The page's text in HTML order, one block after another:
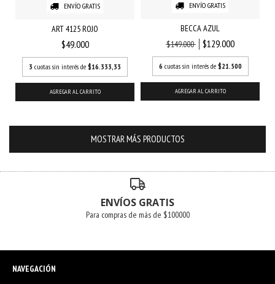
ENVÍO GRATIS
ART 4125 ROJO
$49.000
3 cuotas sin interés de $16.333,33
AGREGAR AL CARRITO
ENVÍO GRATIS
BECCA AZUL
$149.000
$129.000
6 cuotas sin interés de $21.500
AGREGAR AL CARRITO
MOSTRAR MÁS PRODUCTOS
ENVÍOS GRATIS
Para compras de más de $100000
NAVEGACIÓN